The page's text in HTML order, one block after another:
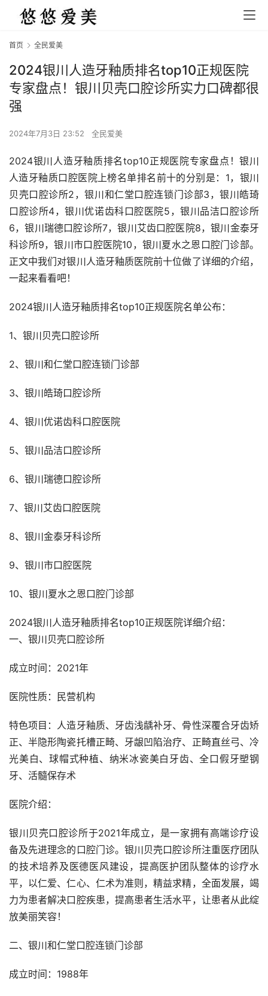
首页 全民爱美
2024银川人造牙釉质排名top10正规医院
专家盘点！银川贝壳口腔诊所实力口碑都很
强
2024年7月3日 23:52 全民爱美
2024银川人造牙釉质排名top10正规医院专家盘点！银川
人造牙釉质口腔医院上榜名单排名前十的分别是：1，银川
贝壳口腔诊所2，银川和仁堂口腔连锁门诊部3，银川皓琦
口腔诊所4，银川优诺齿科口腔医院5，银川品洁口腔诊所
6，银川瑞德口腔诊所7，银川艾齿口腔医院8，银川金泰牙
科诊所9，银川市口腔医院10，银川夏水之恩口腔门诊部。
正文中我们对银川人造牙釉质医院前十位做了详细的介绍，
一起来看看吧！
2024银川人造牙釉质排名top10正规医院名单公布：
1、银川贝壳口腔诊所
2、银川和仁堂口腔连锁门诊部
3、银川皓琦口腔诊所
4、银川优诺齿科口腔医院
5、银川品洁口腔诊所
6、银川瑞德口腔诊所
7、银川艾齿口腔医院
8、银川金泰牙科诊所
9、银川市口腔医院
10、银川夏水之恩口腔门诊部
2024银川人造牙釉质排名top10正规医院详细介绍：
一、银川贝壳口腔诊所
成立时间：2021年
医院性质：民营机构
特色项目：人造牙釉质、牙齿浅龋补牙、骨性深覆合牙齿矫
正、半隐形陶瓷托槽正畸、牙龈凹陷治疗、正畸直丝弓、冷
光美白、球帽式种植、纳米冰瓷美白牙齿、全口假牙塑钢
牙、活髓保存术
医院介绍：
银川贝壳口腔诊所于2021年成立，是一家拥有高端诊疗设
备及先进理念的口腔门诊。银川贝壳口腔诊所注重医疗团队
的技术培养及医德医风建设，提高医护团队整体的诊疗水
平，以仁爱、仁心、仁术为准则，精益求精，全面发展，竭
力为患者解决口腔疾患，提高患者生活水平，让患者从此绽
放美丽笑容！
二、银川和仁堂口腔连锁门诊部
成立时间：1988年